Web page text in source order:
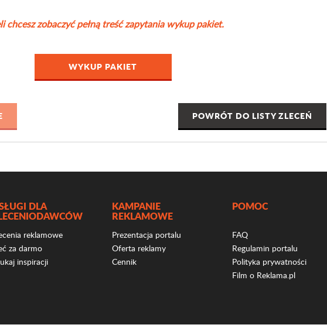
chcesz zobaczyć pełną treść zapytania wykup pakiet.
WYKUP PAKIET
POWRÓT DO LISTY ZLECEŃ
DLA
reklamowe
za darmo
inspiracji
KAMPANIE
REKLAMOWE
Prezentacja portalu
Oferta reklamy
Cennik
POMOC
FAQ
Regulamin portalu
Polityka prywatności
Film o Reklama.pl